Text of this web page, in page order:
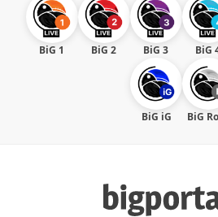
BiG 1 BiG 2 BiG 3 BiG
BiG iG BiG